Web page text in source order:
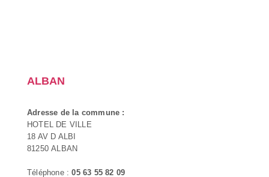
ALBAN
Adresse de la commune :
HOTEL DE VILLE
18 AV D ALBI
81250 ALBAN
Téléphone :05 63 55 82 09